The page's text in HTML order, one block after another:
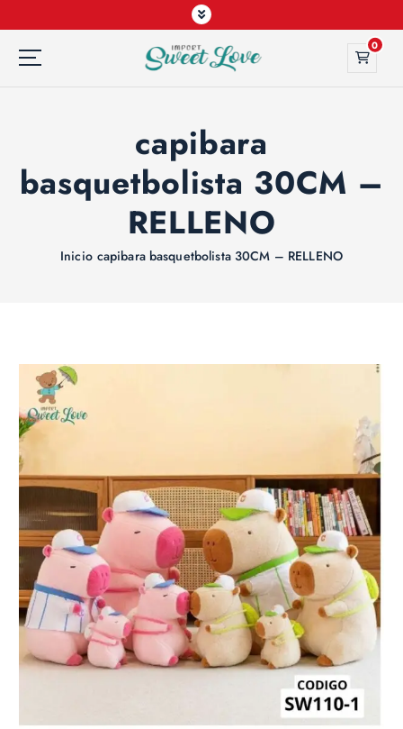
0
capibara
basquetbolista 30CM –
RELLENO
Inicio capibara basquetbolista 30CM – RELLENO